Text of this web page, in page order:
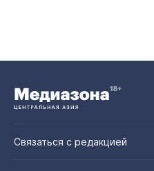
Связаться с редакцией